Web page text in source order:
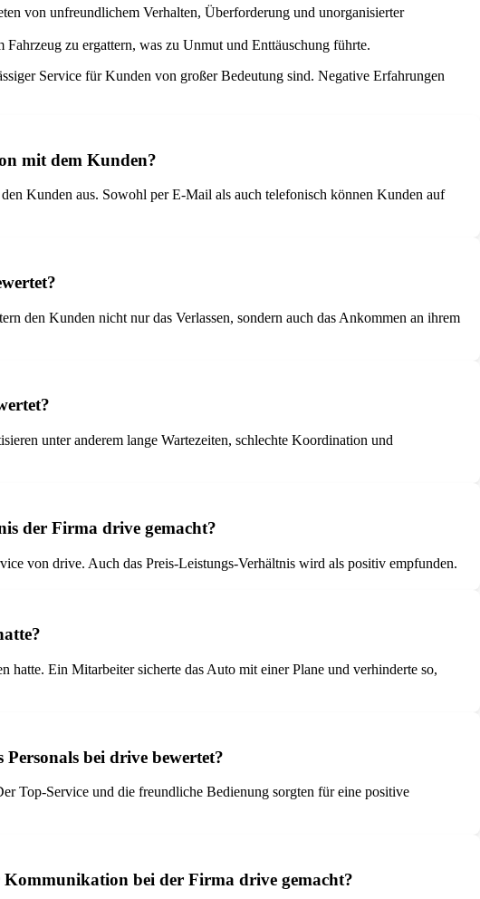
von unfreundlichem Verhalten, Überforderung und unorganisierter
zu ergattern, was zu Unmut und Enttäuschung führte.
Service für Kunden von großer Bedeutung sind. Negative Erfahrungen
mit dem Kunden?
Kunden aus. Sowohl per E-Mail als auch telefonisch können Kunden auf
den Kunden nicht nur das Verlassen, sondern auch das Ankommen an ihrem
unter anderem lange Wartezeiten, schlechte Koordination und
der Firma drive gemacht?
von drive. Auch das Preis-Leistungs-Verhältnis wird als positiv empfunden.
Ein Mitarbeiter sicherte das Auto mit einer Plane und verhinderte so,
bei drive bewertet?
Top-Service und die freundliche Bedienung sorgten für eine positive
bei der Firma drive gemacht?